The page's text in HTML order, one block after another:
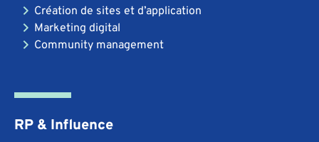
Création de sites et d’application
Marketing digital
Community management
RP & Influence